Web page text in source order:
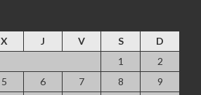
X J V S
D
1
2
5 6 7 8
9